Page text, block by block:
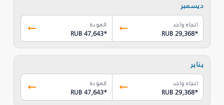
ديسمبر
اتجاه واحد
RUB 29,368*
العودة
RUB 47,643*
يناير
اتجاه واحد
RUB 29,368*
العودة
RUB 47,643*